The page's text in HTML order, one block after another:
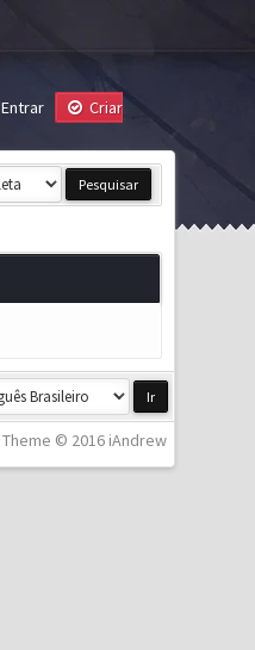
Entrar
Criar
Theme © 2016 iAndrew